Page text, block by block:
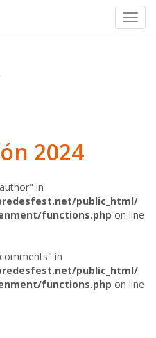
2024
in
public_html/
functions.php on line
in
public_html/
functions.php on line